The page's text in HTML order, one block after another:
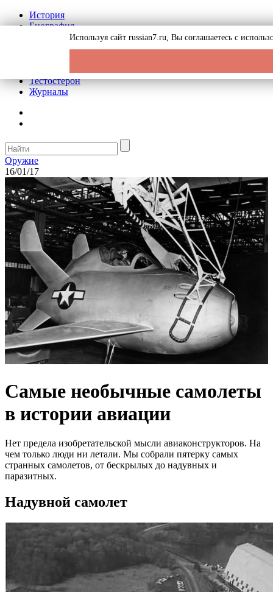
История
Биография
Криминал
Реклама на сайте
Тестостерон
Журналы
Оружие
16/01/17
Самые необычные самолеты
в истории авиации
Нет предела изобретательской мысли авиаконструкторов. На
чем только люди ни летали. Мы собрали пятерку самых
странных самолетов, от бескрылых до надувных и
паразитных.
Надувной самолет
Используя сайт russian7.ru, Вы соглашаетесь с